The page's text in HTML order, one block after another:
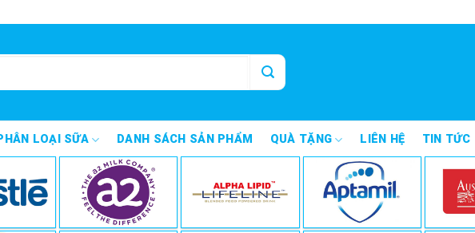
LOẠI SỮA DANH SÁCH SẢN PHẨM QUÀ TẶNG LIÊN HỆ TIN TỨC